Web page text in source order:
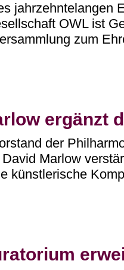
jahrzehntelangen
OWL ist
zum
ergänzt
der
Marlow
künstlerische